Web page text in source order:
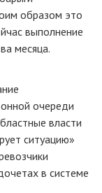
образом это
выполнение
месяца.
очереди
власти
ситуацию»
в системе